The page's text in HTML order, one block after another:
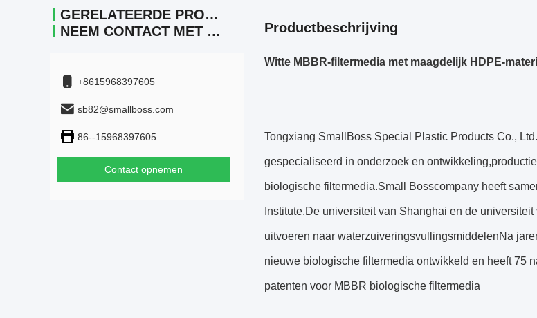
GERELATEERDE PRODUCTEN
NEEM CONTACT MET ONS OP.
+8615968397605
sb82@smallboss.com
86--15968397605
Contact opnemen
Productbeschrijving
Witte MBBR-filtermedia met maagdelijk HDPE-
Tongxiang SmallBoss Special Plastic Products Co.,
gespecialiseerd in onderzoek en
biologische filtermedia.Small Bosscompany heeft
Institute,De universiteit van Shanghai en de
uitvoeren naar waterzuiveringsvullingsmiddelenNa
nieuwe biologische filtermedia ontwikkeld en heeft 75
patenten voor MBBR biologische filtermedia